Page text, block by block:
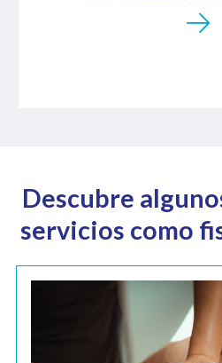
Descubre
servicios como